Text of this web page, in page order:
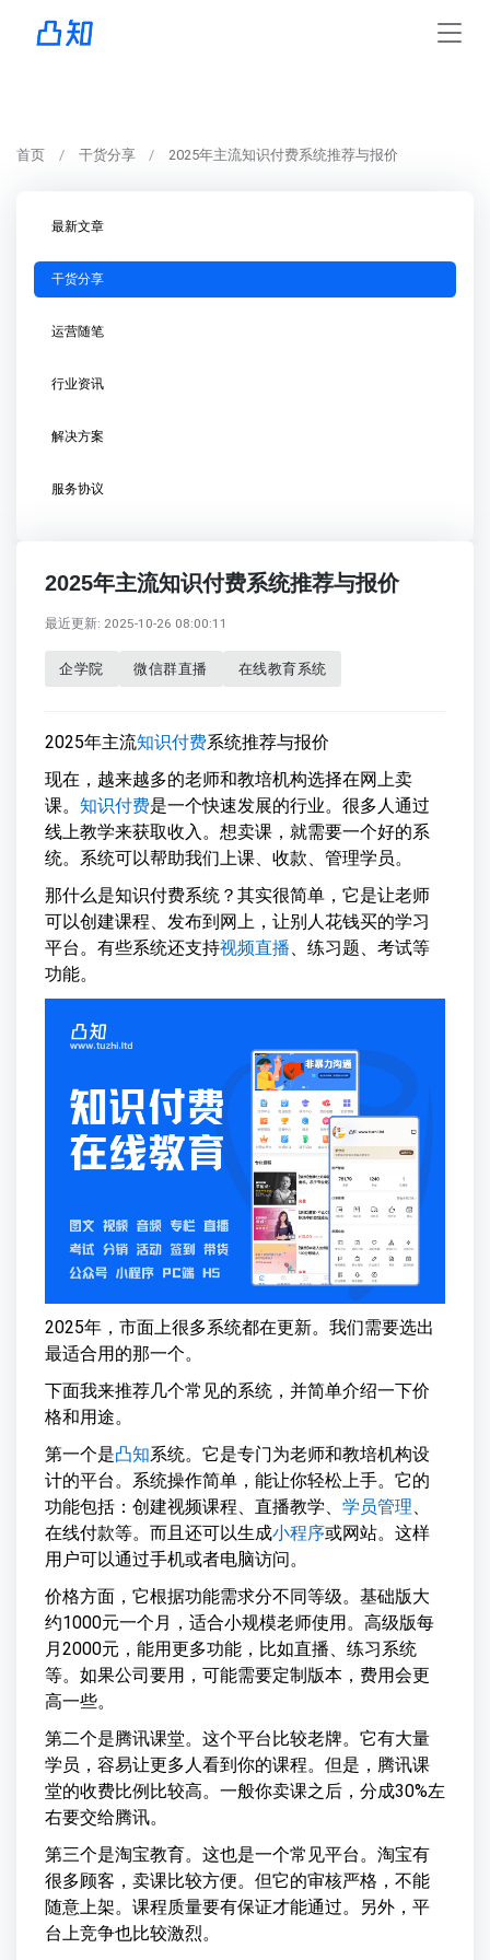
首页 干货分享 2025年主流知识付费系统推荐与报价
最新文章
干货分享
运营随笔
行业资讯
解决方案
服务协议
2025年主流知识付费系统推荐与报价
最近更新: 2025-10-26 08:00:11
企学院 微信群直播 在线教育系统
2025年主流知识付费系统推荐与报价
现在，越来越多的老师和教培机构选择在网上卖
课。 知识付费是一个快速发展的行业。很多人通过
线上教学来获取收入。想卖课，就需要一个好的系
统。系统可以帮助我们上课、收款、管理学员。
那什么是知识付费系统？其实很简单，它是让老师
可以创建课程、发布到网上，让别人花钱买的学习
平台。有些系统还支持视频直播、练习题、考试等
功能。
2025年，市面上很多系统都在更新。我们需要选出
最适合用的那一个。
下面我来推荐几个常见的系统，并简单介绍一下价
格和用途。
第一个是凸知系统。它是专门为老师和教培机构设
计的平台。系统操作简单，能让你轻松上手。它的
功能包括：创建视频课程、直播教学、 学员管理
在线付款等。而且还可以生成小程序或网站。这样
用户可以通过手机或者电脑访问。
价格方面，它根据功能需求分不同等级。基础版大
约1000元一个月，适合小规模老师使用。高级版每
月2000元，能用更多功能，比如直播、练习系统
等。如果公司要用，可能需要定制版本，费用会更
高一些。
第二个是腾讯课堂。这个平台比较老牌。它有大量
学员，容易让更多人看到你的课程。但是，腾讯课
堂的收费比例比较高。一般你卖课之后，分成30%左
右要交给腾讯。
第三个是淘宝教育。这也是一个常见平台。淘宝有
很多顾客，卖课比较方便。但它的审核严格，不能
随意上架。课程质量要有保证才能通过。另外，平
台上竞争也比较激烈。